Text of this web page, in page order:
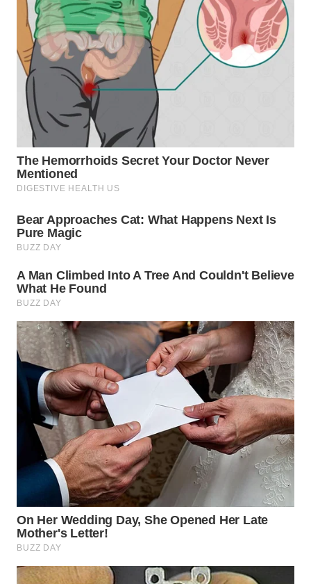
WN
TEBING
TINGGI
PAKPAK
WN
KARAWANG
WN
WN
BOGOR
WN
DEPOK
WN
TAPANULI
UTARA
WN
SAMOSIR
WN
PADANG
LAWAS
WN
SUMEDANG
WN